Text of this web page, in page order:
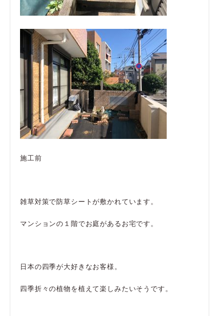
施工前
雑草対策で防草シートが敷かれています。
マンションの１階でお庭があるお宅です。
日本の四季が大好きなお客様。
四季折々の植物を植えて楽しみたいそうです。